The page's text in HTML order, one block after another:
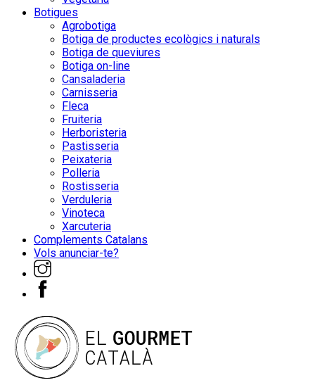
Botigues
Agrobotiga
Botiga de productes ecològics i naturals
Botiga de queviures
Botiga on-line
Cansaladeria
Carnisseria
Fleca
Fruiteria
Herboristeria
Pastisseria
Peixateria
Polleria
Rostisseria
Verduleria
Vinoteca
Xarcuteria
Complements Catalans
Vols anunciar-te?